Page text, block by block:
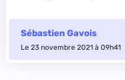
Sébastien Gavois
Le 23 novembre 2021 à 09h41